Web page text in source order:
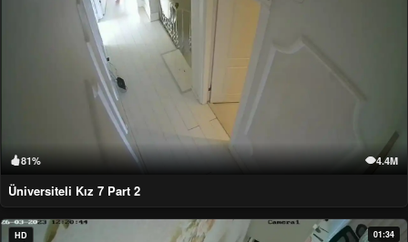
81% 4.4M
Üniversiteli Kız 7 Part 2
HD 01:34